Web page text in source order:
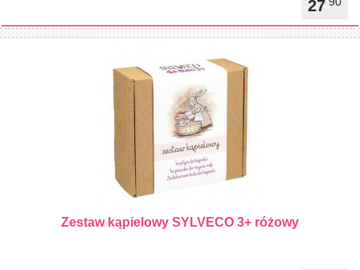
27
Zestaw kąpielowy SYLVECO 3+ różowy